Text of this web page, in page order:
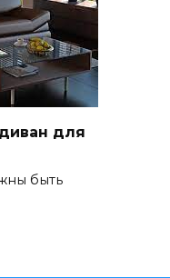
для
быть